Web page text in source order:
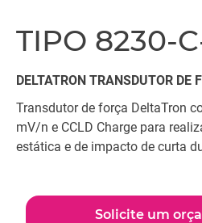
TIPO 8230-
DELTATRON TRANSDUTOR DE
Transdutor de força DeltaTron
mV/n e CCLD Charge para
estática e de impacto de curta
Solicite um